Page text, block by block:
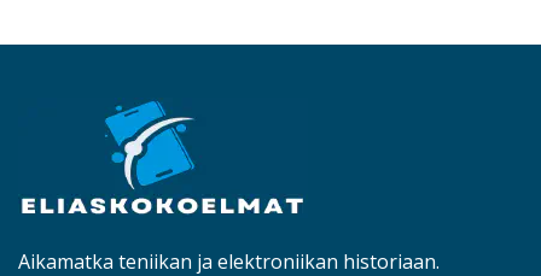
Aikamatka teniikan ja elektroniikan historiaan.